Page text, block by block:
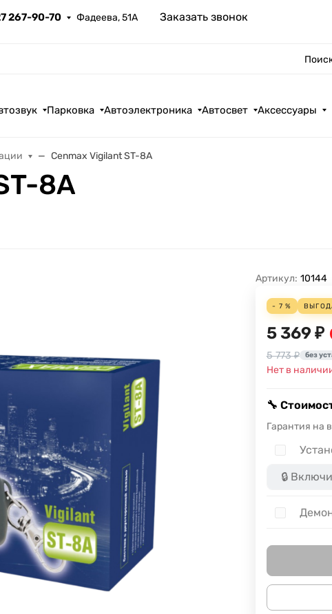
267-90-70 Фадеева, 51А Заказать звонок
Парковка Автоэлектроника Автосвет Аксессуары
Cenmax Vigilant ST-8A
8A
Артикул: 10144
- 7 %
5 369 ₽
5 773 ₽ без
Нет в
🔧
Гарантия на